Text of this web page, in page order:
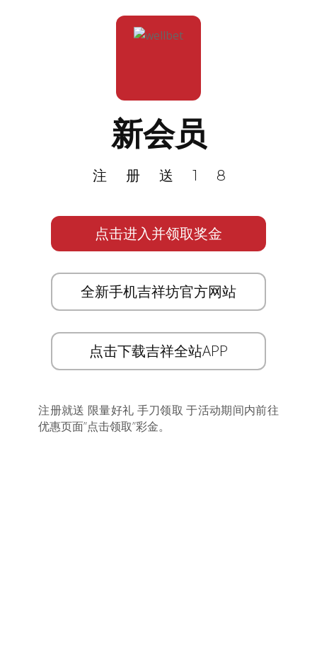
新会员
注册送18
点击进入并领取奖金
全新手机吉祥坊官方网站
点击下载吉祥全站APP
注册就送 限量好礼 手刀领取 于活动期间内前往
优惠页面”点击领取”彩金。